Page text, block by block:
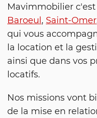
Mavimmobilier c'est
Baroeul, Saint-Omer
qui vous
la location et la
ainsi que dans vos
locatifs.
Nos missions vont
de la mise en